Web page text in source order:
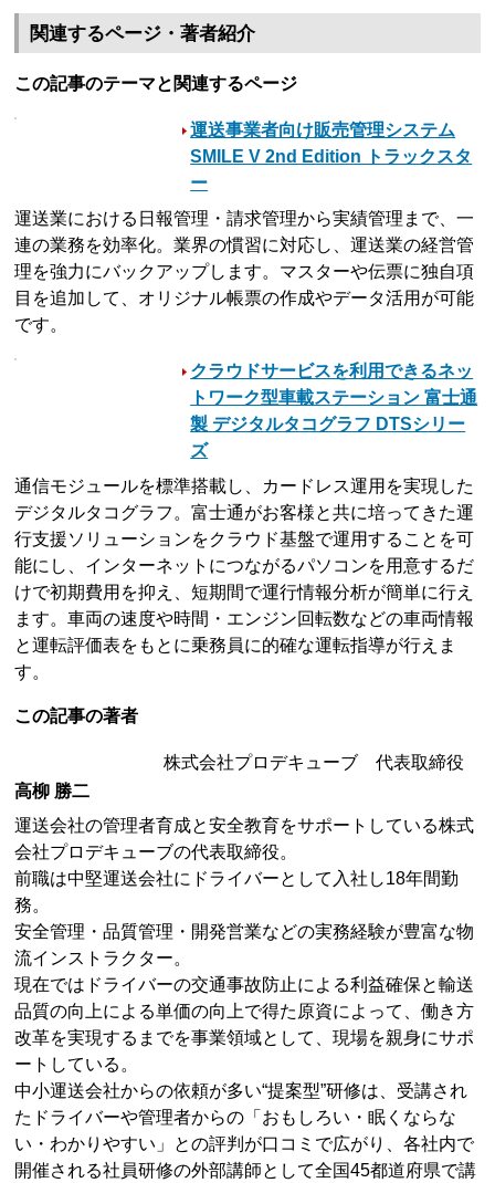
関連するページ・著者紹介
この記事のテーマと関連するページ
運送事業者向け販売管理システム
SMILE V 2nd Edition トラックスタ
ー
運送業における日報管理・請求管理から実績管理まで、一
連の業務を効率化。業界の慣習に対応し、運送業の経営管
理を強力にバックアップします。マスターや伝票に独自項
目を追加して、オリジナル帳票の作成やデータ活用が可能
です。
クラウドサービスを利用できるネッ
トワーク型車載ステーション 富士通
製 デジタルタコグラフ DTSシリー
ズ
通信モジュールを標準搭載し、カードレス運用を実現した
デジタルタコグラフ。富士通がお客様と共に培ってきた運
行支援ソリューションをクラウド基盤で運用することを可
能にし、インターネットにつながるパソコンを用意するだ
けで初期費用を抑え、短期間で運行情報分析が簡単に行え
ます。車両の速度や時間・エンジン回転数などの車両情報
と運転評価表をもとに乗務員に的確な運転指導が行えま
す。
この記事の著者
株式会社プロデキューブ 代表取締役
高柳 勝二
運送会社の管理者育成と安全教育をサポートしている株式
会社プロデキューブの代表取締役。
前職は中堅運送会社にドライバーとして入社し18年間勤
務。
安全管理・品質管理・開発営業などの実務経験が豊富な物
流インストラクター。
現在ではドライバーの交通事故防止による利益確保と輸送
品質の向上による単価の向上で得た原資によって、働き方
改革を実現するまでを事業領域として、現場を親身にサポ
ートしている。
中小運送会社からの依頼が多い“提案型”研修は、受講され
たドライバーや管理者からの「おもしろい・眠くならな
い・わかりやすい」との評判が口コミで広がり、各社内で
開催される社員研修の外部講師として全国45都道府県で講